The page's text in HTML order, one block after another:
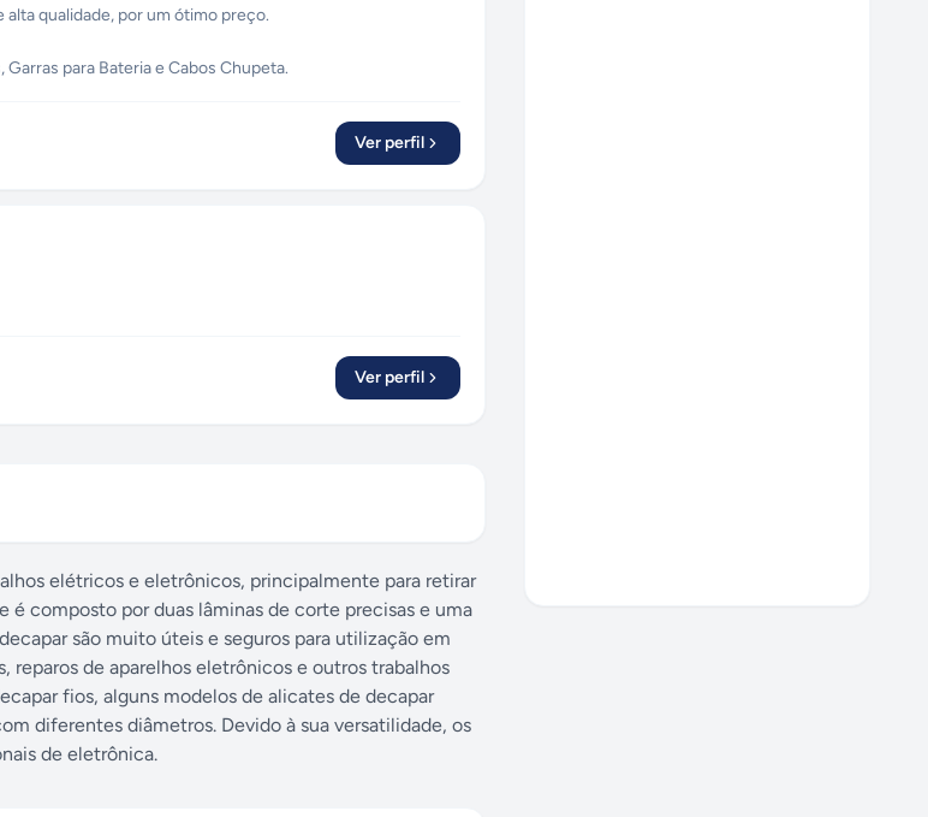
,Garras para Bateriae Cabos Chupeta.
Modulares.
e específicas para uso profissional. Descubra
qualidade, por um ótimo preço.
Ver perfil
Ver perfil
elétricos e eletrônicos, principalmente para retirar
composto por duas lâminas de corte precisas e uma
são muito úteis e seguros para utilização em
de aparelhos eletrônicos e outros trabalhos
fios, alguns modelos de alicates de decapar
diferentes diâmetros. Devido à sua versatilidade, os
de eletrônica.